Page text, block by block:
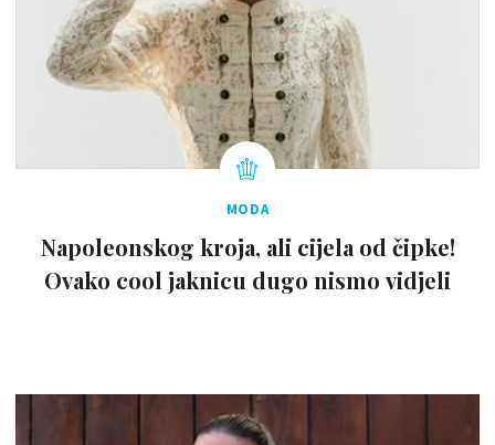
MODA
Napoleonskog kroja, ali cijela od čipke!
Ovako cool jaknicu dugo nismo vidjeli